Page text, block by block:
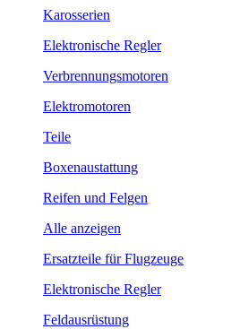
Karosserien
Elektronische Regler
Verbrennungsmotoren
Elektromotoren
Teile
Boxenaustattung
Reifen und Felgen
Alle anzeigen
Ersatzteile für Flugzeuge
Elektronische Regler
Feldausrüstung